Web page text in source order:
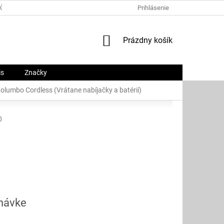
PORIADOK O NÁS
Prihlásenie
NÁKUPNÝ
Prázdny košík
Značky
Cordless (Vrátane nabíjačky a batérií)